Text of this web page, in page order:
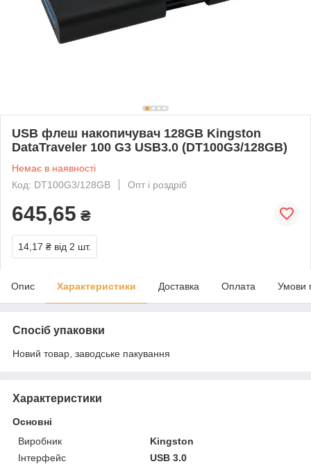
USB флеш накопичувач 128GB Kingston
DataTraveler 100 G3 USB3.0 (DT100G3/128GB)
Немає в наявності
Код: DT100G3/128GB
Опт і роздріб
645,65 ₴
14,17 ₴ від 2 шт.
Опис Характеристики Доставка Оплата Умови
Спосіб упаковки
Новий товар, заводське пакування
Характеристики
Основні
Виробник
Kingston
Інтерфейс
USB 3.0